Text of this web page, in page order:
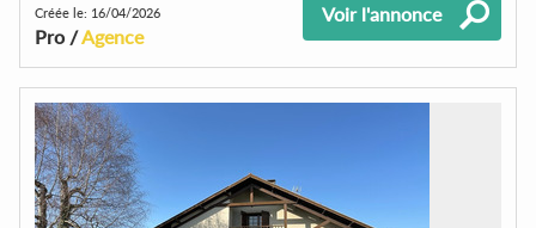
Créée le: 16/04/2026
Pro /Agence
Voir l'annonce